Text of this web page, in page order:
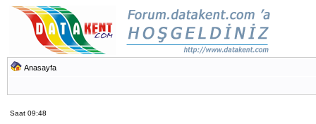
Anasayfa
Saat 09:48